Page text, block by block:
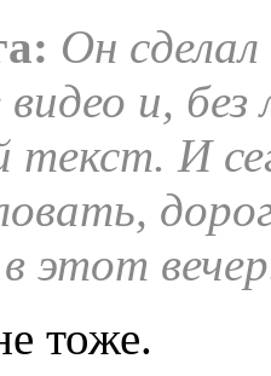
Он
видео и,
текст. И
этот
тоже.